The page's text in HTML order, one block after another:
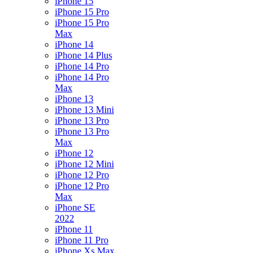
iPhone 15 Pro
iPhone 15 Pro
Max
iPhone 14
iPhone 14 Plus
iPhone 14 Pro
iPhone 14 Pro
Max
iPhone 13
iPhone 13 Mini
iPhone 13 Pro
iPhone 13 Pro
Max
iPhone 12
iPhone 12 Mini
iPhone 12 Pro
iPhone 12 Pro
Max
iPhone SE
2022
iPhone 11
iPhone 11 Pro
iPhone Xs Max